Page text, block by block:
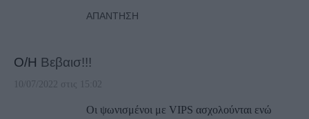
ΑΠΆΝΤΗΣΗ
Ο/Η Βεβαισ!!!
10/07/2022 στις 15:02
Οι ψωνισμένοι με VIPS ασχολούνται ενώ